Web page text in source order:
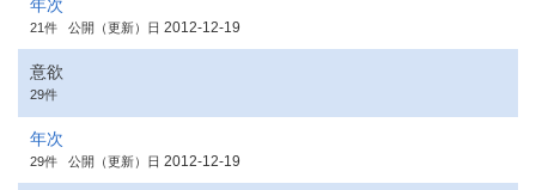
年次
21件 公開（更新）日 2012-12-19
意欲
29件
年次
29件 公開（更新）日 2012-12-19